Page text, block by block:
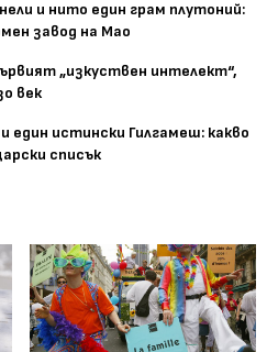
и нито един грам плутоний:
завод на Мао
„изкуствен интелект“,
век
един истински Гилгамеш: какво
списък